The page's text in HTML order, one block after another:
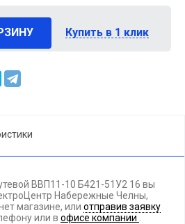
Купить в 1 клик
ВВП11-10 Б421-51У2 16 вы
Набережные Челны,
магазине, или отправив заявку
или в офисе компании